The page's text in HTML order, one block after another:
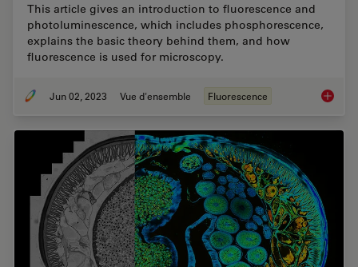
This article gives an introduction to fluorescence and
photoluminescence, which includes phosphorescence,
explains the basic theory behind them, and how
fluorescence is used for microscopy.
Jun 02, 2023 Vue d'ensemble Fluorescence An